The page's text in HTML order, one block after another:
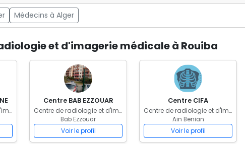
Médecins à Alger
et d'imagerie médicale à Rouiba
Centre de radiologie et d'imagerie médicale
Centre BAB EZZOUAR
Centre de radiologie et d'imagerie médicale
Bab Ezzouar
Voir le profil
Centre CIFA
Centre de radiologie et d'imagerie médicale
Ain Benian
Voir le profil